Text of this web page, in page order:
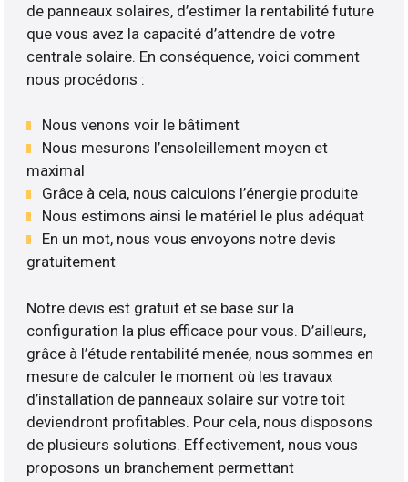
de panneaux solaires, d’estimer la rentabilité future
que vous avez la capacité d’attendre de votre
centrale solaire. En conséquence, voici comment
nous procédons :
Nous venons voir le bâtiment
Nous mesurons l’ensoleillement moyen et
maximal
Grâce à cela, nous calculons l’énergie produite
Nous estimons ainsi le matériel le plus adéquat
En un mot, nous vous envoyons notre devis
gratuitement
Notre devis est gratuit et se base sur la
configuration la plus efficace pour vous. D’ailleurs,
grâce à l’étude rentabilité menée, nous sommes en
mesure de calculer le moment où les travaux
d’installation de panneaux solaire sur votre toit
deviendront profitables. Pour cela, nous disposons
de plusieurs solutions. Effectivement, nous vous
proposons un branchement permettant